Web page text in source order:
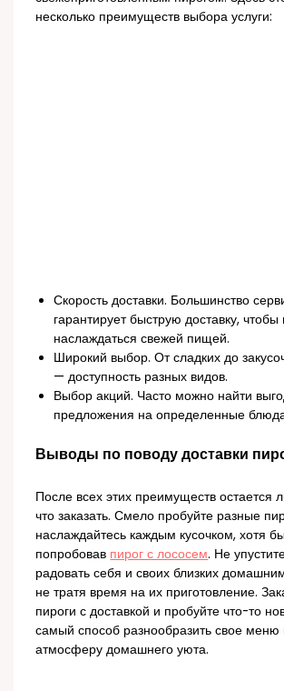
несколько преимуществ выбора услуги:
Скорость доставки. Большинство
гарантирует быструю доставку,
наслаждаться свежей пищей.
Широкий выбор. От сладких до
— доступность разных видов.
Выбор акций. Часто можно найти
предложения на определенные
Выводы по поводу доставки
После всех этих преимуществ остается
что заказать. Смело пробуйте разные
наслаждайтесь каждым кусочком, хотя
попробовав пирог с лососем. Не
радовать себя и своих близких
не тратя время на их приготовление.
пироги с доставкой и пробуйте что-то
самый способ разнообразить свое меню
атмосферу домашнего уюта.